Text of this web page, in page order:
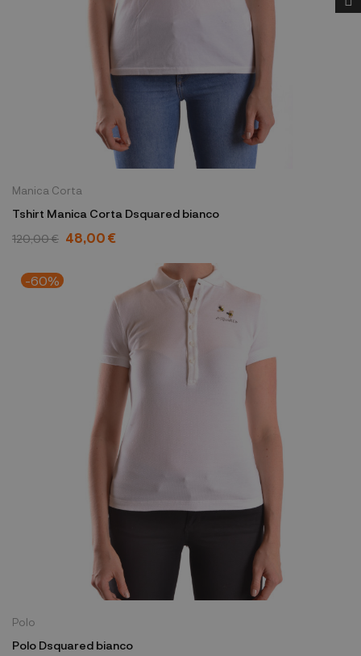
Manica Corta
Tshirt Manica Corta Dsquared bianco
120,00 € 48,00 €
-60%
Polo
Polo Dsquared bianco